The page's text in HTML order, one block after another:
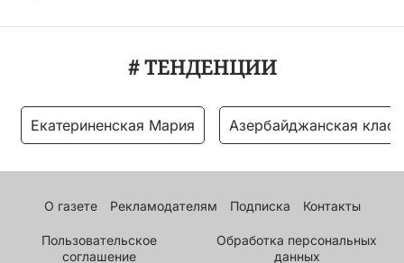
# ТЕНДЕНЦИИ
Екатериненская Мария Азербайджанская
О газете Рекламодателям Подписка Контакты
Пользовательское
соглашение
Обработка персональных
данных